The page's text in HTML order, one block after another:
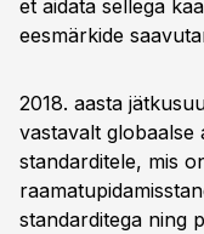
et aidata sellega
eesmärkide
2018. aasta
vastavalt globaalse
standarditele, mis
standarditega ning